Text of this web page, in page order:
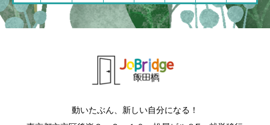
動いたぶん、新しい自分になる！